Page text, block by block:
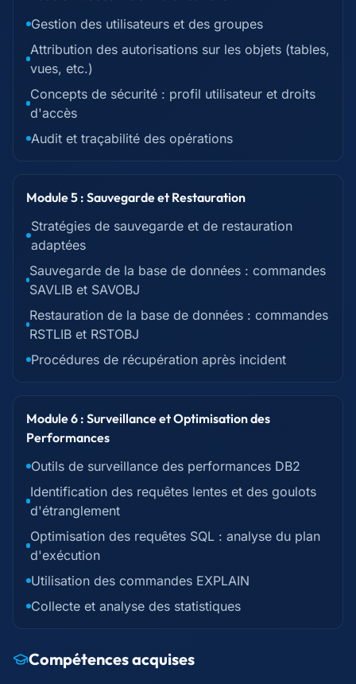
Gestion des utilisateurs et des groupes
Attribution des autorisations sur les objets (tables,
vues, etc.)
Concepts de sécurité : profil utilisateur et droits
d'accès
Audit et traçabilité des opérations
Module 5 : Sauvegarde et Restauration
Stratégies de sauvegarde et de restauration
adaptées
Sauvegarde de la base de données : commandes
SAVLIB et SAVOBJ
Restauration de la base de données : commandes
RSTLIB et RSTOBJ
Procédures de récupération après incident
Module 6 : Surveillance et Optimisation des
Performances
Outils de surveillance des performances DB2
Identification des requêtes lentes et des goulots
d'étranglement
Optimisation des requêtes SQL : analyse du plan
d'exécution
Utilisation des commandes EXPLAIN
Collecte et analyse des statistiques
Compétences acquises